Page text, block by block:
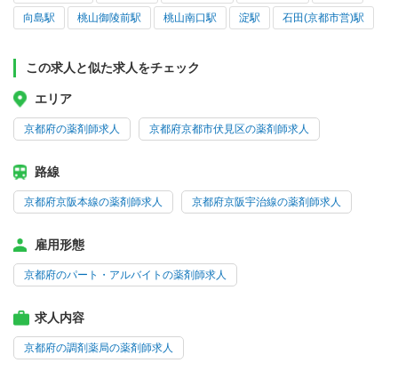
向島駅 桃山御陵前駅 桃山南口駅 淀駅 石田(京都市営)駅
この求人と似た求人をチェック
エリア
京都府の薬剤師求人 京都府京都市伏見区の薬剤師求人
路線
京都府京阪本線の薬剤師求人 京都府京阪宇治線の薬剤師求人
雇用形態
京都府のパート・アルバイトの薬剤師求人
求人内容
京都府の調剤薬局の薬剤師求人